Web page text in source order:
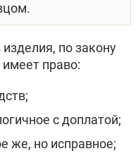
по закону
имеет право:
с доплатой;
же, но исправное;